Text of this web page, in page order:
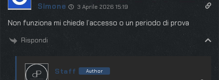
Simone 3 Aprile 2026 15:19
Non funziona mi chiede l’accesso o un periodo di prova
Rispondi
Staff Author